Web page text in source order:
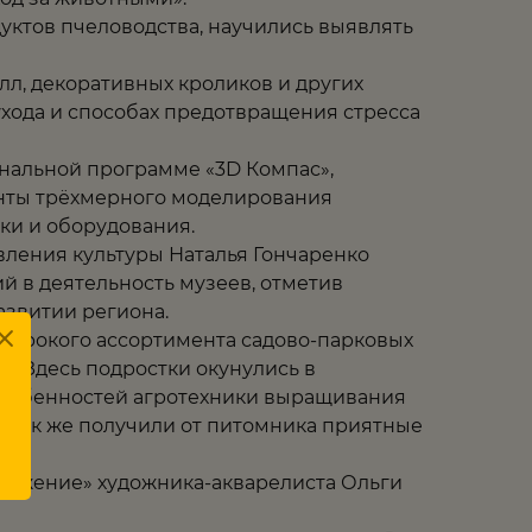
пчеловодства, научились выявлять
декоративных кроликов и других
и способах предотвращения стресса
программе «3D Компас»,
трёхмерного моделирования
и оборудования.
культуры Наталья Гончаренко
деятельность музеев, отметив
региона.
ассортимента садово-парковых
Здесь подростки окунулись в
агротехники выращивания
так же получили от питомника приятные
художника-акварелиста Ольги